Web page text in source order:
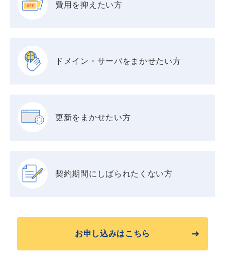
費用を抑えたい方
ドメイン・サーバを まかせたい方
更新をまかせたい方
契約期間に しばられたくない方
お申し込みはこちら